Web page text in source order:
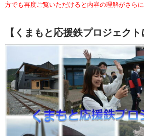
方でも再度ご覧いただけると内容の理解がさらに
【くまもと応援鉄プロジェクト